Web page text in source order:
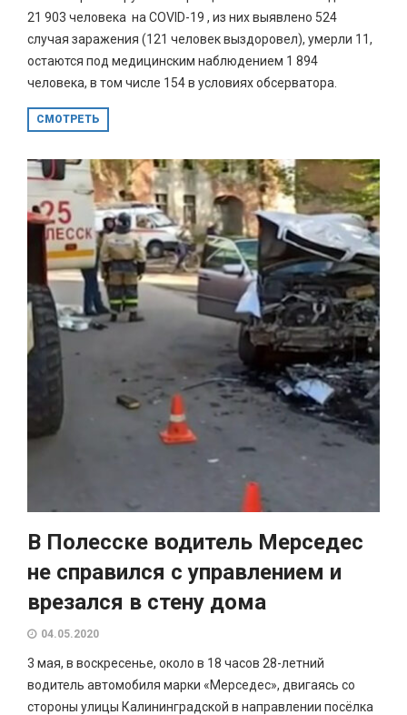
21 903 человека на COVID-19 , из них выявлено 524
случая заражения (121 человек выздоровел), умерли 11,
остаются под медицинским наблюдением 1 894
человека, в том числе 154 в условиях обсерватора.
СМОТРЕТЬ
В Полесске водитель Мерседес
не справился с управлением и
врезался в стену дома
04.05.2020
3 мая, в воскресенье, около в 18 часов 28-летний
водитель автомобиля марки «Мерседес», двигаясь со
стороны улицы Калининградской в направлении посёлка